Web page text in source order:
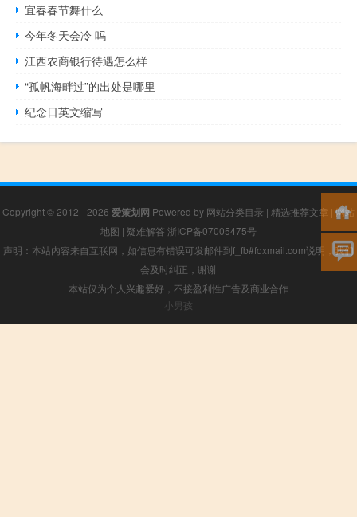
宜春春节舞什么
今年冬天会冷 吗
江西农商银行待遇怎么样
“孤帆海畔过”的出处是哪里
纪念日英文缩写
Copyright © 2012 - 2026 爱策划网 Powered by 网站分类目录 | 精选推荐文章 |网站
地图 | 疑难解答 浙ICP备07005475号
声明：本站内容来自互联网，如信息有错误可发邮件到f_fb#foxmail.com说明，我们
会及时纠正，谢谢
本站仅为个人兴趣爱好，不接盈利性广告及商业合作
小男孩